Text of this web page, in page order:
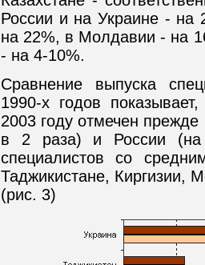
России и на Украине - на
на 22%, в Молдавии - на
- на 4-10%.
Сравнение выпуска
1990-х годов
2003 году отмечен
в 2 раза) и России
специалистов со
Таджикистане, Киргизии,
(рис. 3)